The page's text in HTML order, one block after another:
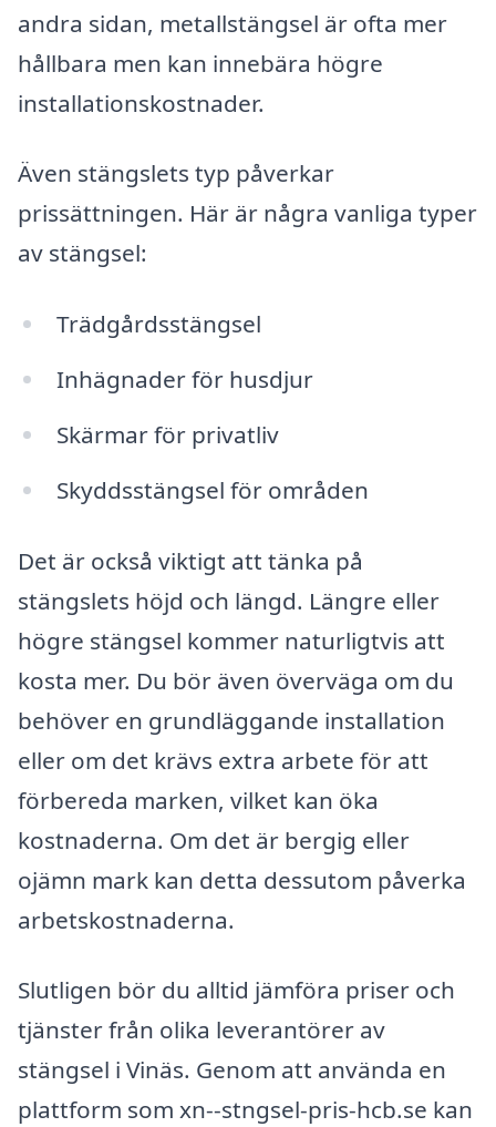
andra sidan, metallstängsel är ofta mer
hållbara men kan innebära högre
installationskostnader.
Även stängslets typ påverkar
prissättningen. Här är några vanliga typer
av stängsel:
Trädgårdsstängsel
Inhägnader för husdjur
Skärmar för privatliv
Skyddsstängsel för områden
Det är också viktigt att tänka på
stängslets höjd och längd. Längre eller
högre stängsel kommer naturligtvis att
kosta mer. Du bör även överväga om du
behöver en grundläggande installation
eller om det krävs extra arbete för att
förbereda marken, vilket kan öka
kostnaderna. Om det är bergig eller
ojämn mark kan detta dessutom påverka
arbetskostnaderna.
Slutligen bör du alltid jämföra priser och
tjänster från olika leverantörer av
stängsel i Vinäs. Genom att använda en
plattform som xn--stngsel-pris-hcb.se kan